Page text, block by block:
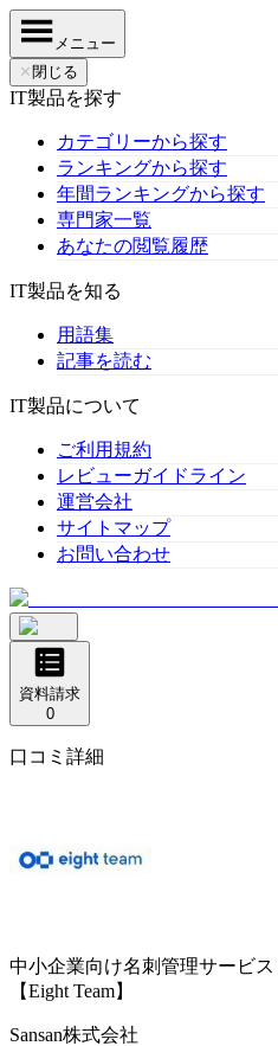
メニュー
✕ 閉じる
IT製品を探す
カテゴリーから探す
ランキングから探す
年間ランキングから探す
専門家一覧
あなたの閲覧履歴
IT製品を知る
用語集
記事を読む
IT製品について
ご利用規約
レビューガイドライン
運営会社
サイトマップ
お問い合わせ
資料請求
0
口コミ詳細
中小企業向け名刺管理サービス
【Eight Team】
Sansan株式会社